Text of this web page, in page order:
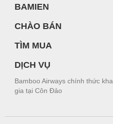
BAMIEN
CHÀO BÁN
TÌM MUA
DỊCH VỤ
Bamboo Airways chính thức
gia tại Côn Đảo